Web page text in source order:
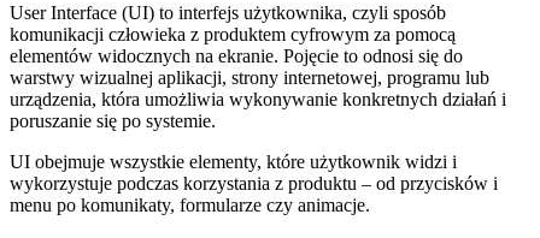
User Interface (UI) to interfejs użytkownika, czyli sposób
komunikacji człowieka z produktem cyfrowym za pomocą
elementów widocznych na ekranie. Pojęcie to odnosi się do
warstwy wizualnej aplikacji, strony internetowej, programu lub
urządzenia, która umożliwia wykonywanie konkretnych działań i
poruszanie się po systemie.
UI obejmuje wszystkie elementy, które użytkownik widzi i
wykorzystuje podczas korzystania z produktu – od przycisków i
menu po komunikaty, formularze czy animacje.